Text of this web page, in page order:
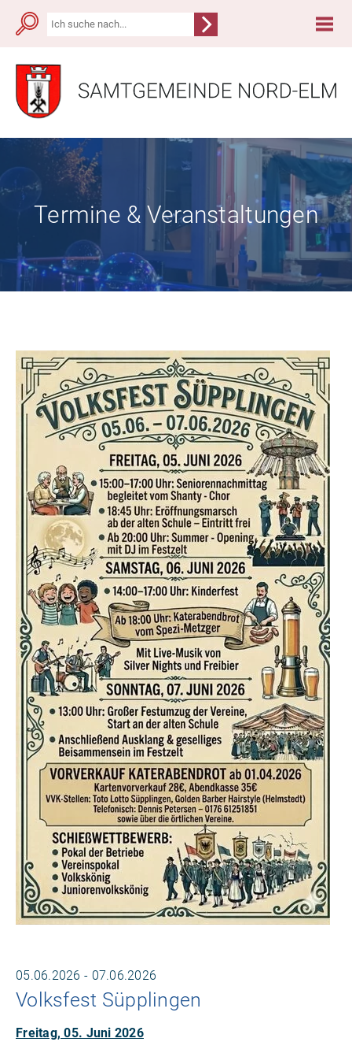
Termine & Veranstaltungen
05.06.2026 - 07.06.2026
Volksfest Süpplingen
Freitag, 05. Juni 2026